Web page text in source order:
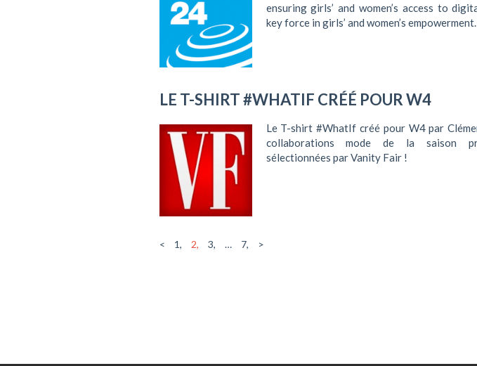
ensuring girls’ and women’s access to
key force in girls’ and women’s empowerment.
LE T-SHIRT #WHATIF CRÉÉ POUR W4
Le T-shirt #WhatIf créé pour W4 par
collaborations mode de la saison
sélectionnées par Vanity Fair !
< 1, 2, 3, … 7, >